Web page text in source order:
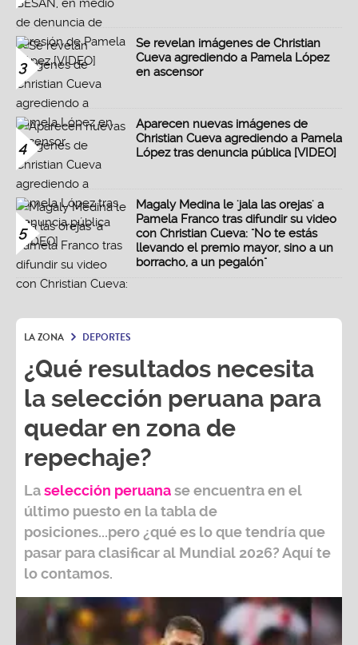
3
Se revelan imágenes de Christian
Cueva agrediendo a Pamela López
en ascensor
4
Aparecen nuevas imágenes de
Christian Cueva agrediendo a Pamela
López tras denuncia pública [VIDEO]
5
Magaly Medina le 'jala las orejas' a
Pamela Franco tras difundir su video
con Christian Cueva: "No te estás
llevando el premio mayor, sino a un
borracho, a un pegalón"
LA ZONA DEPORTES
¿Qué resultados necesita
la selección peruana para
quedar en zona de
repechaje?
Laselección peruanase encuentra en el
último puesto en la tabla de
posiciones...pero ¿qué es lo que tendría que
pasar para clasificar al Mundial 2026?Aquí te
lo contamos.